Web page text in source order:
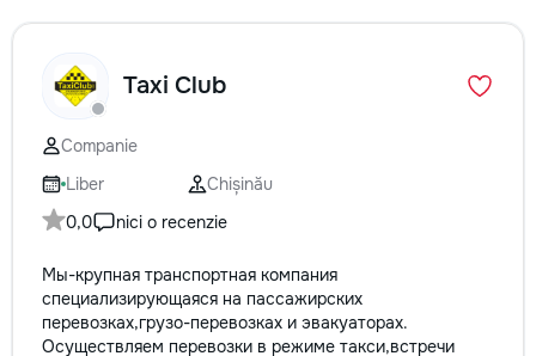
Taxi Club
Companie
Liber
Chișinău
0,0
nici o recenzie
Мы-крупная транспортная компания
специализирующаяся на пассажирских
перевозках,грузо-перевозках и эвакуаторах.
Осуществляем перевозки в режиме такси,встречи